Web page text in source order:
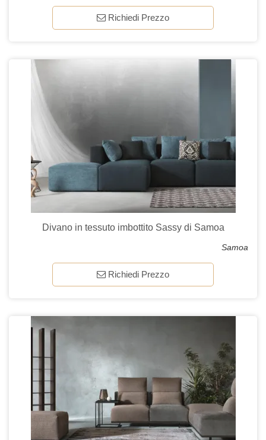
Richiedi Prezzo
Divano in tessuto imbottito Sassy di Samoa
Samoa
Richiedi Prezzo